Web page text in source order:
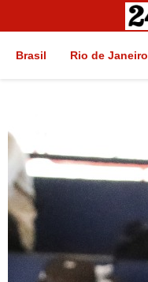
Brasil Rio de Janeiro